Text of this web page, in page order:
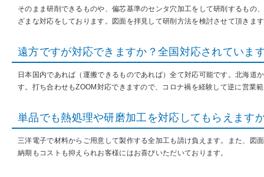
そのまま研削できるものや、偏芯基準のセンタ穴加工をして研削するもの
ざまな対応をしております。図面を拝見して研削方法を検討させて頂きま
遠方ですが対応できますか？全国対応されていま
日本国内であれば（運搬できるものであれば）全て対応可能です。北海道
す。打ち合わせもZOOM対応できますので、コロナ禍を経験して逆に営業
単品でも熱処理や研磨加工を対応してもらえます
三洋電子で材料からご用意して製作する全加工も請け負えます。また、図
納期もコストも抑えられお客様にはお喜びいただいております。